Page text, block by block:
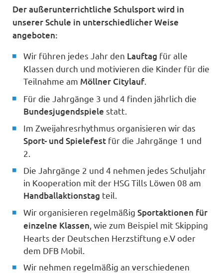
Der außerunterrichtliche Schulsport wird in
unserer Schule in unterschiedlicher Weise
angeboten:
Wir führen jedes Jahr den Lauftag für alle
Klassen durch und motivieren die Kinder für die
Teilnahme am Möllner Citylauf.
Für die Jahrgänge 3 und 4 finden jährlich die
Bundesjugendspiele statt.
Im Zweijahresrhythmus organisieren wir das
Sport- und Spielefest für die Jahrgänge 1 und
2.
Die Jahrgänge 2 und 4 nehmen jedes Schuljahr
in Kooperation mit der HSG Tills Löwen 08 am
Handballaktionstag teil.
Wir organisieren regelmäßigSportaktionen für
einzelne Klassen , wie zum Beispiel mit Skipping
Hearts der Deutschen Herzstiftung e.V oder
dem DFB Mobil.
Wir nehmen regelmäßig an verschiedenen